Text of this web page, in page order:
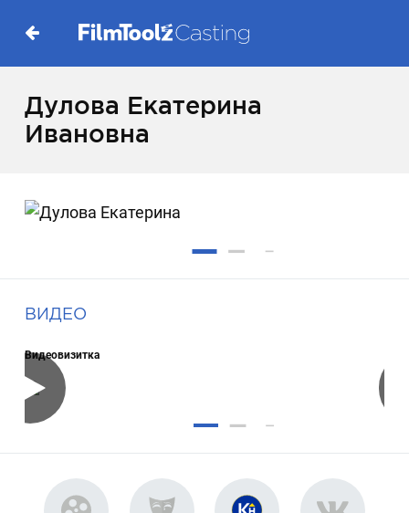
Дулова Екатерина
Ивановна
ВИДЕО
Видеовизитка